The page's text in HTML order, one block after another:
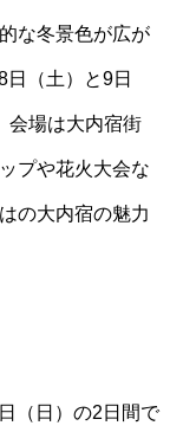
な冬景色が広が
（土）と9日
会場は大内宿街
プや花火大会な
の大内宿の魅力
（日）の2日間で